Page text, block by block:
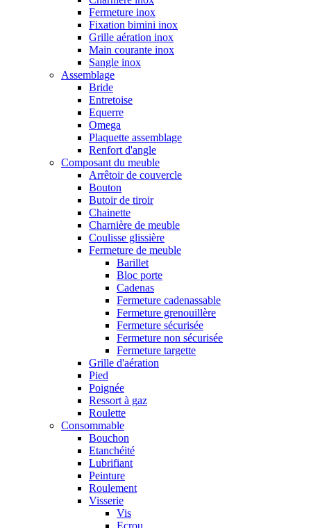
Fermeture inox
Fixation bimini inox
Grille aération inox
Main courante inox
Sangle inox
Assemblage
Bride
Entretoise
Equerre
Omega
Plaquette assemblage
Renfort d'angle
Composant du meuble
Arrêtoir de couvercle
Bouton
Butoir de tiroir
Chainette
Charnière de meuble
Coulisse glissière
Fermeture de meuble
Barillet
Bloc porte
Cadenas
Fermeture cadenassable
Fermeture grenouillère
Fermeture sécurisée
Fermeture non sécurisée
Fermeture targette
Grille d'aération
Pied
Poignée
Ressort à gaz
Roulette
Consommable
Bouchon
Etanchéité
Lubrifiant
Peinture
Roulement
Visserie
Vis
Ecrou